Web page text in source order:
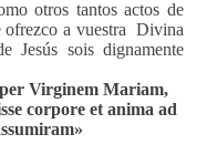
otros tantos actos de
ofrezco a vuestra Divina
Jesús sois dignamente
Virginem Mariam,
corpore et anima ad